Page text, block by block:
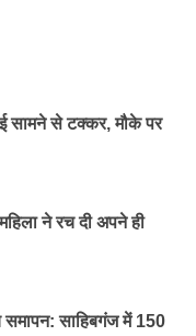
सामने से टक्कर, मौके पर
ने रच दी अपने ही
समापन: साहिबगंज में 150